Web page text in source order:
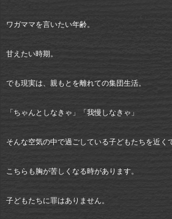
ワガママを言いたい年齢。
甘えたい時期。
でも現実は、親もとを離れての集団生活。
「ちゃんとしなきゃ」「我慢しなきゃ」
そんな空気の中で過ごしている子どもたちを近く
こちらも胸が苦しくなる時があります。
子どもたちに罪はありません。